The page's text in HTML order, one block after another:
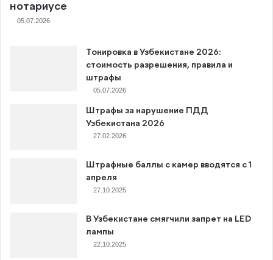
нотариусе
05.07.2026
Тонировка в Узбекистане 2026:
стоимость разрешения, правила и
штрафы
05.07.2026
Штрафы за нарушение ПДД
Узбекистана 2026
27.02.2026
Штрафные баллы с камер вводятся с 1
апреля
27.10.2025
В Узбекистане смягчили запрет на LED
лампы
22.10.2025